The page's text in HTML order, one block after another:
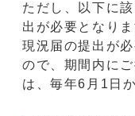
ただし、以下に
出が必要となりま
現況届の提出が
ので、期間内に
は、毎年6月1日